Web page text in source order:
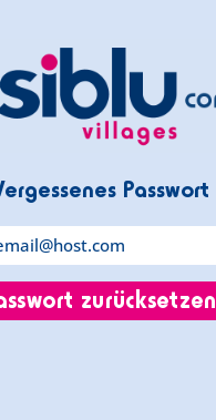
Passwort
zurücksetzen